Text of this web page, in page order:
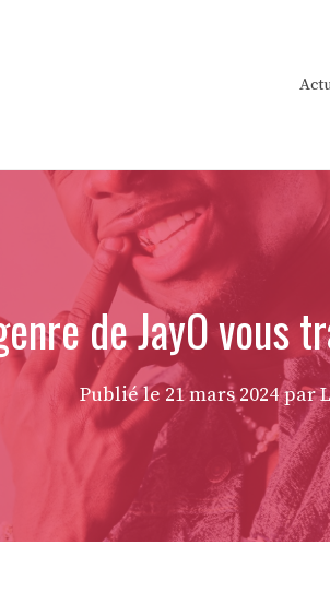
de JayO vous
Publié le 21 mars 2024 par